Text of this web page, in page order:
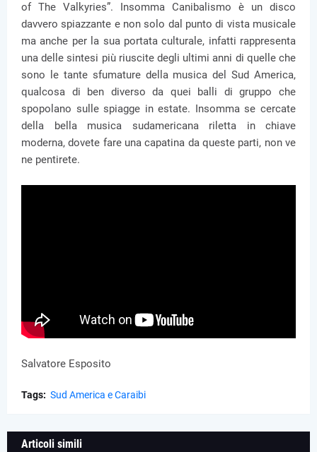
of The Valkyries”. Insomma Canibalismo è un disco
davvero spiazzante e non solo dal punto di vista musicale
ma anche per la sua portata culturale, infatti rappresenta
una delle sintesi più riuscite degli ultimi anni di quelle che
sono le tante sfumature della musica del Sud America,
qualcosa di ben diverso da quei balli di gruppo che
spopolano sulle spiagge in estate. Insomma se cercate
della bella musica sudamericana riletta in chiave
moderna, dovete fare una capatina da queste parti, non ve
ne pentirete.
Salvatore Esposito
Tags: Sud America e Caraibi
Articoli simili